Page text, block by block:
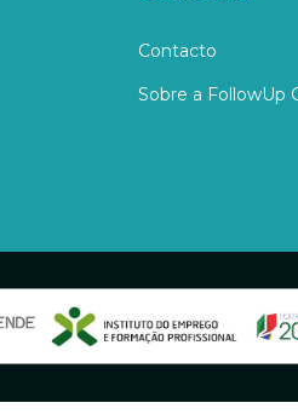
Contacto
Sobre a FollowUp